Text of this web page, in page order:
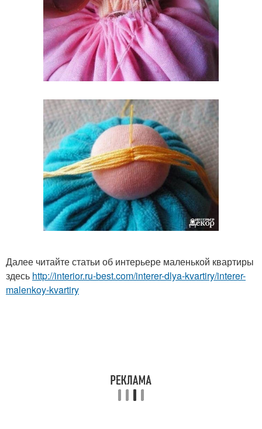
Далее читайте статьи об интерьере маленькой квартиры
здесь http://interior.ru-best.com/interer-dlya-kvartiry/interer-
malenkoy-kvartiry